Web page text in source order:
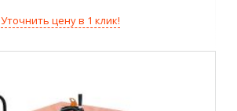
Уточнить цену в 1 клик!